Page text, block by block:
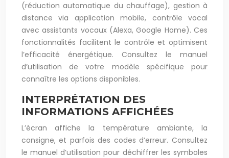
(réduction automatique du chauffage), gestion à
distance via application mobile, contrôle vocal
avec assistants vocaux (Alexa, Google Home). Ces
fonctionnalités facilitent le contrôle et optimisent
l’efficacité énergétique. Consultez le manuel
d’utilisation de votre modèle spécifique pour
connaître les options disponibles.
INTERPRÉTATION DES
INFORMATIONS AFFICHÉES
L’écran affiche la température ambiante, la
consigne, et parfois des codes d’erreur. Consultez
le manuel d’utilisation pour déchiffrer les symboles